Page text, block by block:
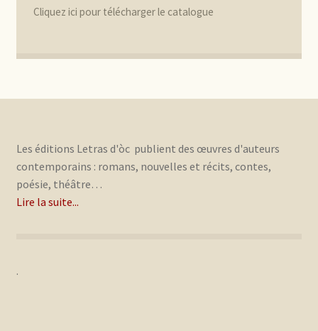
Cliquez ici pour télécharger le catalogue
Les éditions Letras d'òc publient des œuvres d'auteurs
contemporains : romans, nouvelles et récits, contes,
poésie, théâtre…
Lire la suite...
.